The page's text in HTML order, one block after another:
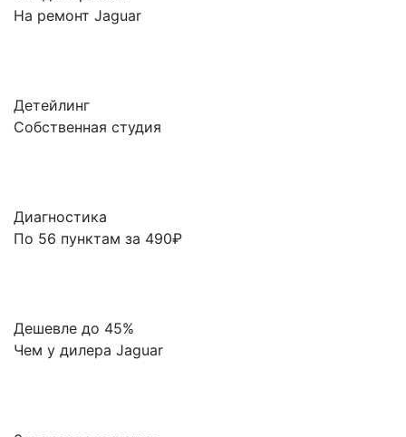
На ремонт Jaguar
Детейлинг
Собственная студия
Диагностика
По 56 пунктам за 490₽
Дешевле до 45%
Чем у дилера Jaguar